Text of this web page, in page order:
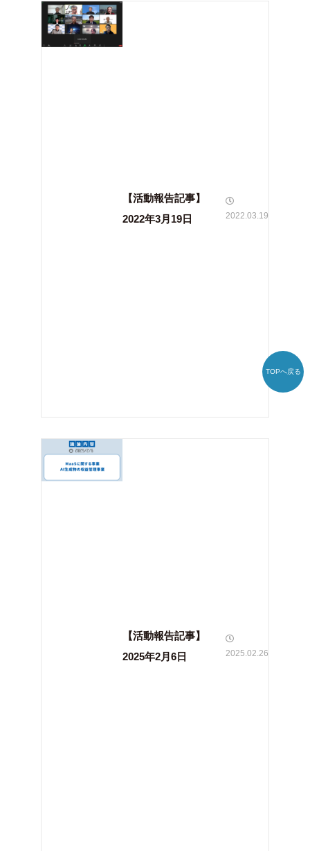
【活動報告記事】
2022年3月19日
2022.03.19
【活動報告記事】
2025年2月6日
2025.02.26
TOPへ戻る